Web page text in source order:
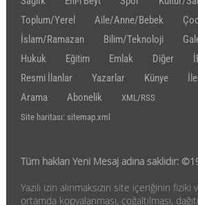
Toplum/Yerel
Aile/Anne/Bebek
İslam/Ramazan
Bilim/Teknoloji
Hukuk
Eğitim Emlak Diğer
Resmi İlanlar
Yazarlar Künye
Arama
Abonelik
XML/RSS
Site haritası: sitemap.xml
Tüm hakları Yeni Mesaj adına saklıdır:
Yazılı izin alınmaksızın site içeriğinin
ortamda kopyalanması, çoğaltılması,